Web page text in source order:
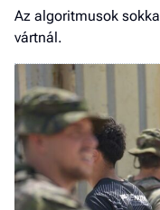
Az algoritmusok
vártnál.